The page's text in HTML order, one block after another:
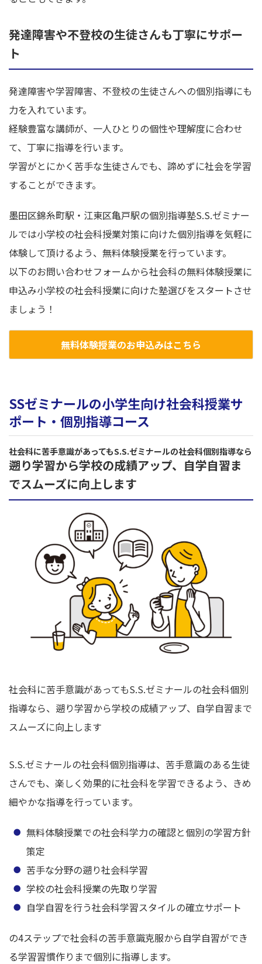
発達障害や不登校の生徒さんも丁寧にサポー
ト
発達障害や学習障害、不登校の生徒さんへの個別指導にも
力を入れています。
経験豊富な講師が、一人ひとりの個性や理解度に合わせ
て、丁寧に指導を行います。
学習がとにかく苦手な生徒さんでも、諦めずに社会を学習
することができます。
墨田区錦糸町駅・江東区亀戸駅の個別指導塾S.S.ゼミナー
ルでは小学校の社会科授業対策に向けた個別指導を気軽に
体験して頂けるよう、無料体験授業を行っています。
以下のお問い合わせフォームから社会科の無料体験授業に
申込み小学校の社会科授業に向けた塾選びをスタートさせ
ましょう！
無料体験授業のお申込みはこちら
SSゼミナールの小学生向け社会科授業サ
ポート・個別指導コース
社会科に苦手意識があってもS.S.ゼミナールの社会科個別指導なら
遡り学習から学校の成績アップ、自学自習ま
でスムーズに向上します
社会科に苦手意識があってもS.S.ゼミナールの社会科個別
指導なら、遡り学習から学校の成績アップ、自学自習まで
スムーズに向上します
S.S.ゼミナールの社会科個別指導は、苦手意識のある生徒
さんでも、楽しく効果的に社会科を学習できるよう、きめ
細やかな指導を行っています。
無料体験授業での社会科学力の確認と個別の学習方針
策定
苦手な分野の遡り社会科学習
学校の社会科授業の先取り学習
自学自習を行う社会科学習スタイルの確立サポート
の4ステップで社会科の苦手意識克服から自学自習ができ
る学習習慣作りまで個別に指導します。